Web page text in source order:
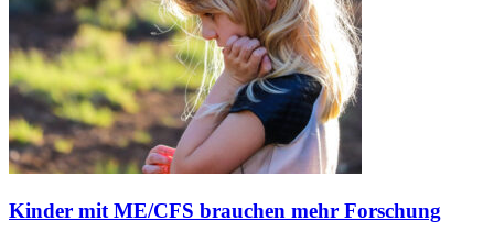
Kinder mit ME/CFS brauchen mehr Forschung